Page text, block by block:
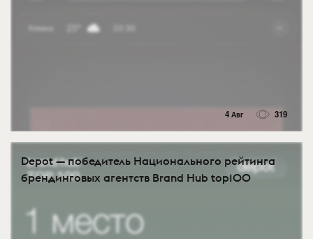
4 Авг 319
Depot — победитель Национального рейтинга
брендинговых агентств Brand Hub top100